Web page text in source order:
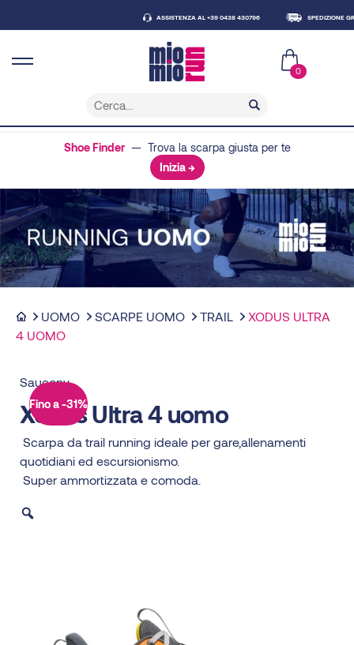
ASSISTENZA AL +39 0438 430796 SPEDIZIONE GRATUITA
0
Shoe Finder— Trova la scarpa giusta per te
Inizia →
UOMO SCARPE UOMO TRAIL
XODUS ULTRA
4 UOMO
Saucony
Xodus Ultra 4 uomo
Scarpa da trail running ideale per gare,allenamenti
quotidiani ed escursionismo.
Super ammortizzata e comoda.
Fino a -31%